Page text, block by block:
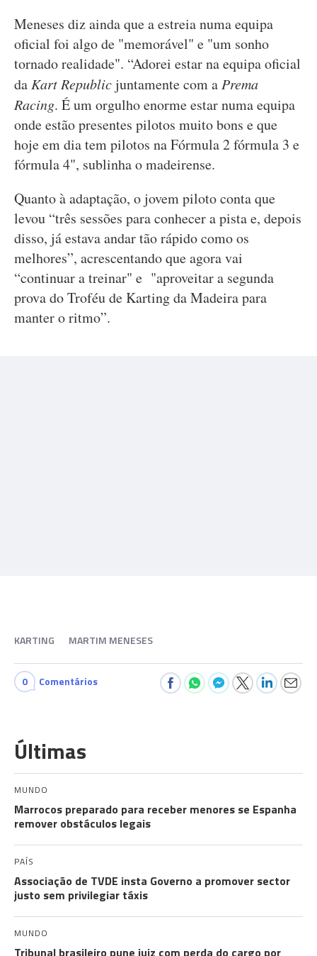
Meneses diz ainda que a estreia numa equipa
oficial foi algo de "memorável" e "um sonho
tornado realidade". “Adorei estar na equipa oficial
da Kart Republicjuntamente com a Prema
Racing. É um orgulho enorme estar numa equipa
onde estão presentes pilotos muito bons e que
hoje em dia tem pilotos na Fórmula 2 fórmula 3 e
fórmula 4", sublinha o madeirense.
Quanto à adaptação, o jovem piloto conta que
levou “três sessões para conhecer a pista e, depois
disso, já estava andar tão rápido como os
melhores”, acrescentando que agora vai
“continuar a treinar" e "aproveitar a segunda
prova do Troféu de Karting da Madeira para
manter o ritmo”.
KARTING MARTIM MENESES
0 Comentários
Últimas
MUNDO
Marrocos preparado para receber menores se Espanha
remover obstáculos legais
PAÍS
Associação de TVDE insta Governo a promover sector
justo sem privilegiar táxis
MUNDO
Tribunal brasileiro pune juiz com perda do cargo por